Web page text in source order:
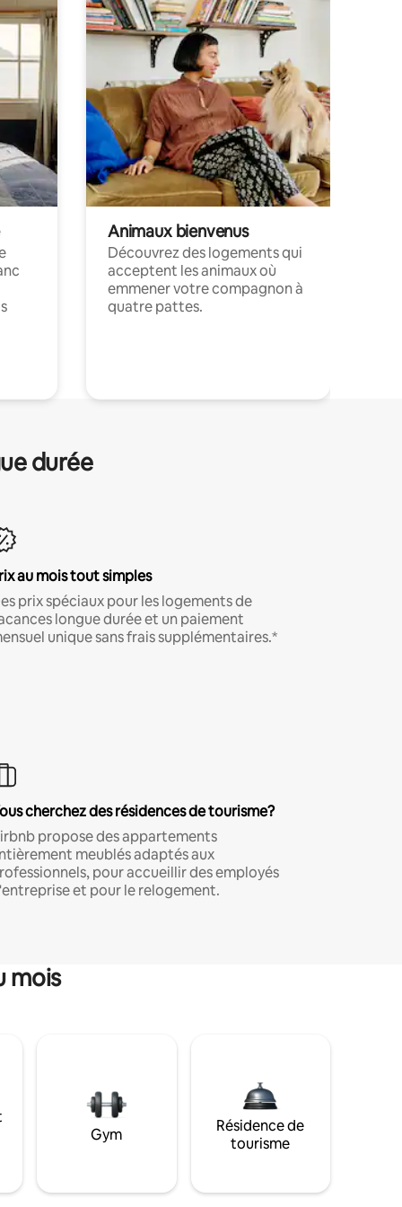
Animaux bienvenus
Découvrez des logements qui
acceptent les animaux où
emmener votre compagnon à
quatre pattes.
durée
au mois tout simples
prix spéciaux pour les logements de
longue durée et un paiement
unique sans frais supplémentaires.*
cherchez des résidences de tourisme?
propose des appartements
meublés adaptés aux
pour accueillir des employés
et pour le relogement.
mois
Gym
Résidence de
tourisme